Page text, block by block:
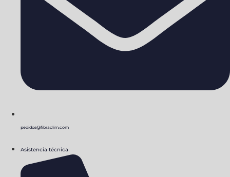
pedidos@fibraclim.com
Asistencia técnica